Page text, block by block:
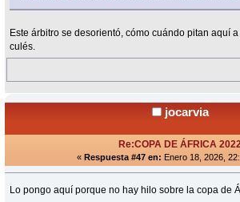
Este árbitro se desorientó, cómo cuándo pitan aquí
culés.
jocarvia
Re:COPA DE ÁFRICA
« Respuesta #47 en: Enero 18, 2026,
Lo pongo aquí porque no hay hilo sobre la copa de